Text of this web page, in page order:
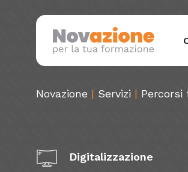
content
Premi Invio per cercare o
Novazione | Servizi | Percorsi
Digitalizzazione